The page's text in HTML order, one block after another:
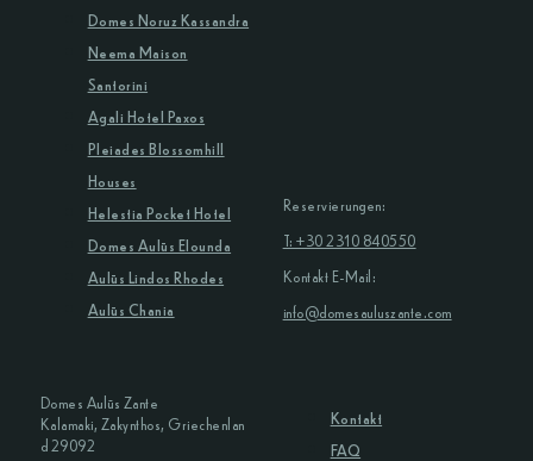
Domes Aulūs Zante
Kalamaki, Zakynthos, Griechenlan
d 29092
Kontakt
FAQ
Reservierungen:
T: +30 2310 840550
Kontakt E-Mail:
info@domesauluszante.com
Domes Noruz Kassandra
Neema Maison
Santorini
Agali Hotel Paxos
Pleiades Blossomhill
Houses
Helestia Pocket Hotel
Domes Aulūs Elounda
Aulūs Lindos Rhodes
Aulūs Chania